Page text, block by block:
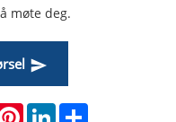
møte deg.
PinterestLinkedIn